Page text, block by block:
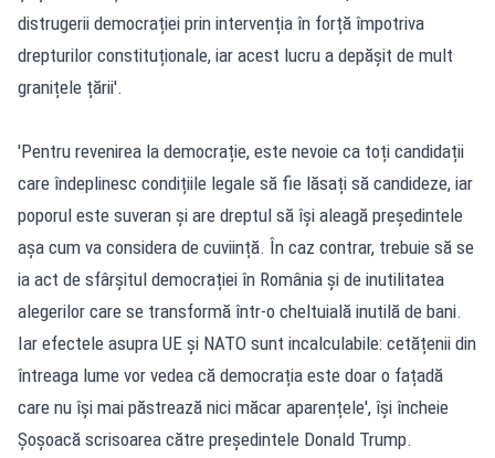
distrugerii democrației prin intervenția în forță împotriva
drepturilor constituționale, iar acest lucru a depășit de mult
granițele țării'.
'Pentru revenirea la democrație, este nevoie ca toți candidații
care îndeplinesc condițiile legale să fie lăsați să candideze, iar
poporul este suveran și are dreptul să își aleagă președintele
așa cum va considera de cuviință. În caz contrar, trebuie să se
ia act de sfârșitul democrației în România și de inutilitatea
alegerilor care se transformă într-o cheltuială inutilă de bani.
Iar efectele asupra UE și NATO sunt incalculabile: cetățenii din
întreaga lume vor vedea că democrația este doar o fațadă
care nu își mai păstrează nici măcar aparențele', își încheie
Șoșoacă scrisoarea către președintele Donald Trump.